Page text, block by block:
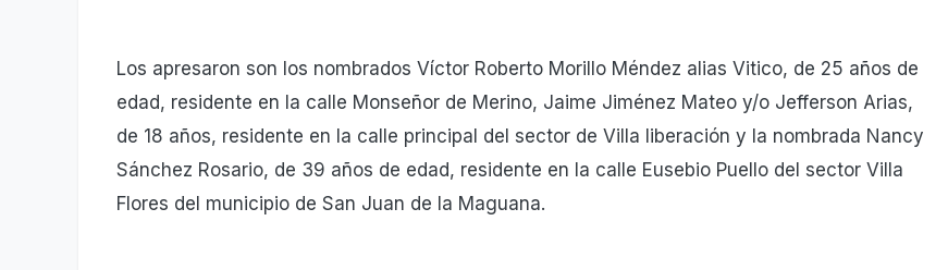
Los apresaron son los nombrados Víctor Roberto Morillo Méndez alias Vitico, de 25 años de
edad, residente en la calle Monseñor de Merino, Jaime Jiménez Mateo y/o Jefferson Arias,
de 18 años, residente en la calle principal del sector de Villa liberación y la nombrada Nancy
Sánchez Rosario, de 39 años de edad, residente en la calle Eusebio Puello del sector Villa
Flores del municipio de San Juan de la Maguana.